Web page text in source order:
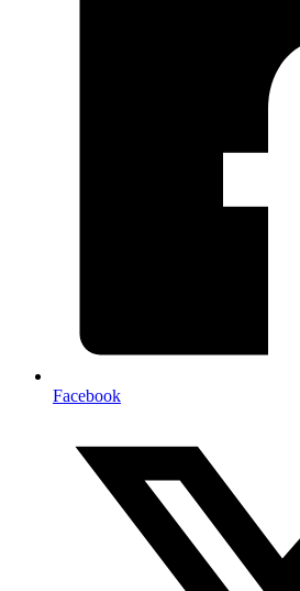
Facebook